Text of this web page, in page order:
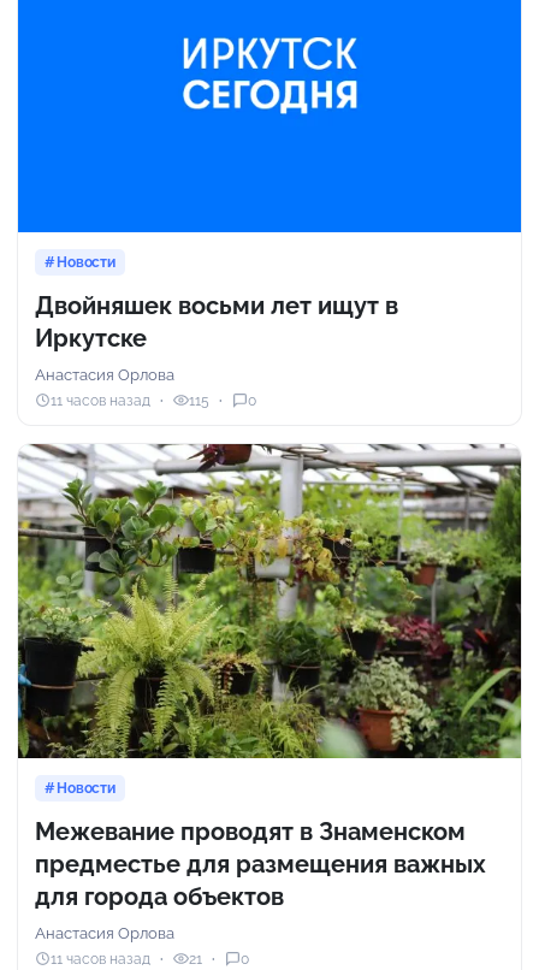
Новости
Двойняшек восьми лет ищут в
Иркутске
Анастасия Орлова
11 часов назад 115 0
Новости
Межевание проводят в Знаменском
предместье для размещения важных
для города объектов
Анастасия Орлова
11 часов назад 21 0